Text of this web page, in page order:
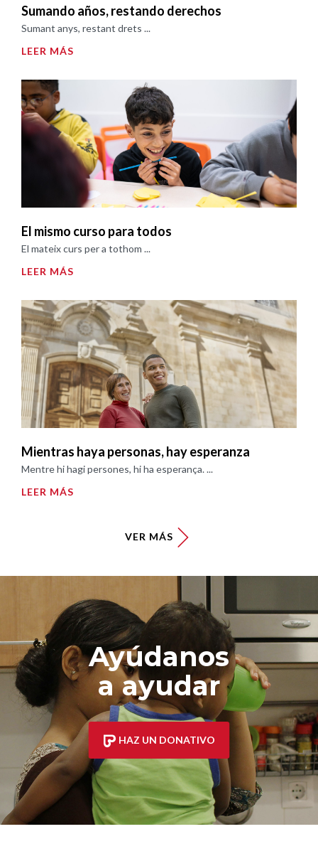
Sumando años, restando derechos
Sumant anys, restant drets ...
LEER MÁS
El mismo curso para todos
El mateix curs per a tothom ...
LEER MÁS
Mientras haya personas, hay esperanza
Mentre hi hagi persones, hi ha esperança. ...
LEER MÁS
VER MÁS
Ayúdanos
a ayudar
HAZ UN DONATIVO